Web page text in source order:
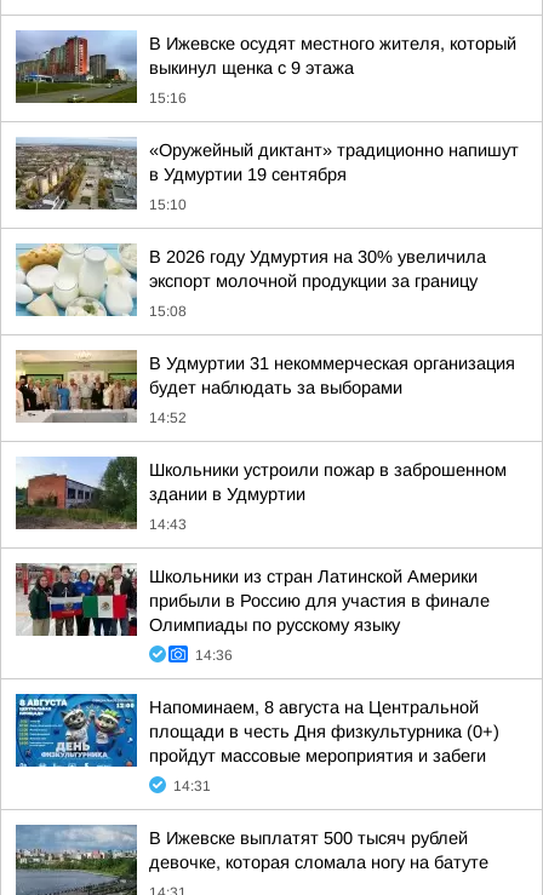
В Ижевске осудят местного жителя, который
выкинул щенка с 9 этажа
15:16
«Оружейный диктант» традиционно напишут
в Удмуртии 19 сентября
15:10
В 2026 году Удмуртия на 30% увеличила
экспорт молочной продукции за границу
15:08
В Удмуртии 31 некоммерческая организация
будет наблюдать за выборами
14:52
Школьники устроили пожар в заброшенном
здании в Удмуртии
14:43
Школьники из стран Латинской Америки
прибыли в Россию для участия в финале
Олимпиады по русскому языку
14:36
Напоминаем, 8 августа на Центральной
площади в честь Дня физкультурника (0+)
пройдут массовые мероприятия и забеги
14:31
В Ижевске выплатят 500 тысяч рублей
девочке, которая сломала ногу на батуте